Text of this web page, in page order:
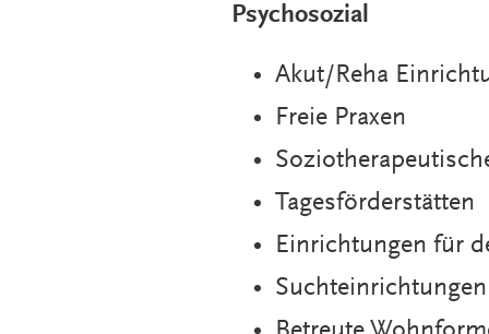
Psychosozial
Akut/Reha
Freie Praxen
Tagesförderstätten
Einrichtungen für
Suchteinrichtungen